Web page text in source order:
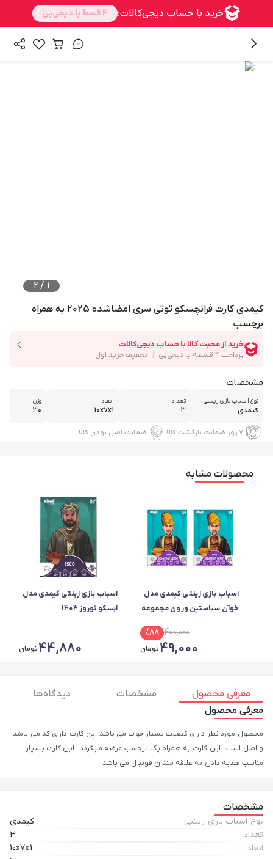
1
/
2
کیمدی کارت فرانچسکو توتی سری امضاشده 2025 به همراه
برچسب
مشخصات
نوع اسباب بازی زینتی
کیمدی
تعداد
3
ابعاد
10x7x1
وزن
30
۷ روز ضمانت بازگشت کالا ضمانت اصل بودن کالا
محصولات مشابه
اسباب بازی زینتی کیمدی مدل
خوآن سباستین ورون مجموعه
400,000
%88
49,000تومان
اسباب بازی زینتی کیمدی مدل
ایسکو نوروز 1404
44,880تومان
معرفی محصول مشخصات
دیدگاه ها
معرفی محصول
محصول مورد نظر دارای کیفیت بسیار خوب می باشد این کارت دارای کد می باشد
و اصل است . این کارت به همراه یک برچسب عرضه میگردد . این کارت بسیار
مناسب هدیه دادن به علاقه مندان فوتبال می باشد
مشخصات
نوع اسباب بازی زینتی
کیمدی
تعداد
3
ابعاد
10x7x1